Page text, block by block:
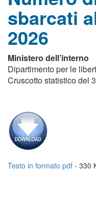
sbarcati
2026
Ministero dell’interno
Dipartimento per le
Cruscotto statistico del
Testo in formato pdf - 330